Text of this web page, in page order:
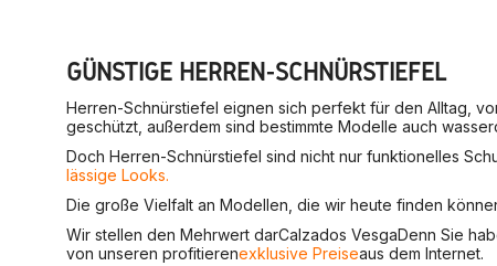
GÜNSTIGE HERREN-SCHNÜRSTIEFEL
Herren-Schnürstiefel eignen sich perfekt für den Alltag,
geschützt, außerdem sind bestimmte Modelle auch
Doch Herren-Schnürstiefel sind nicht nur funktionelles
lässige Looks.
Die große Vielfalt an Modellen, die wir heute finden
Wir stellen den Mehrwert darCalzados VesgaDenn Sie
von unseren profitierenexklusive Preiseaus dem Internet.